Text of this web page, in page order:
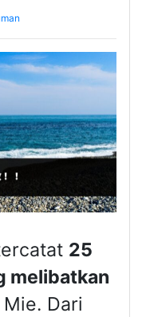
25
melibatkan
Dari